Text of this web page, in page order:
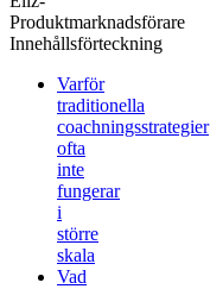
Produktmarknadsförare
Innehållsförteckning
Varför
traditionella
coachningsstrategier
ofta
inte
fungerar
i
större
skala
Vad